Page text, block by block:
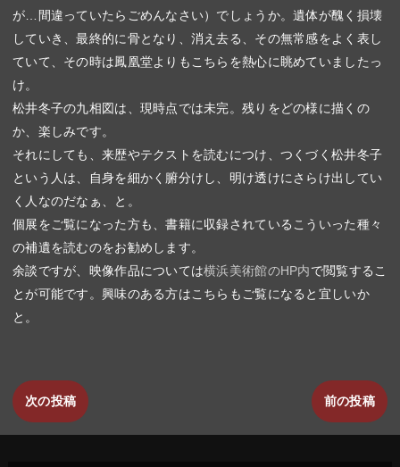
が…間違っていたらごめんなさい）でしょうか。遺体が醜く損壊
していき、最終的に骨となり、消え去る、その無常感をよく表し
ていて、その時は鳳凰堂よりもこちらを熱心に眺めていましたっ
け。
松井冬子の九相図は、現時点では未完。残りをどの様に描くの
か、楽しみです。
それにしても、来歴やテクストを読むにつけ、つくづく松井冬子
という人は、自身を細かく腑分けし、明け透けにさらけ出してい
く人なのだなぁ、と。
個展をご覧になった方も、書籍に収録されているこういった種々
の補遺を読むのをお勧めします。
余談ですが、映像作品については横浜美術館のHP内で閲覧するこ
とが可能です。興味のある方はこちらもご覧になると宜しいか
と。
次の投稿 前の投稿